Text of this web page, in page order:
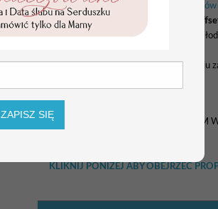
kliknij tutaj aby obejrzeć wzornik kolorów
Gramatura kartek:
170 gram gładki
Personalizacja:wypisanie imion pary
po dokonaniu
NIE DRUKUJEMY STRON Z TEKSTEM
KLIKNIJ PONIŻEJ ABY OBEJRZEĆ
ZAPISZ SIĘ